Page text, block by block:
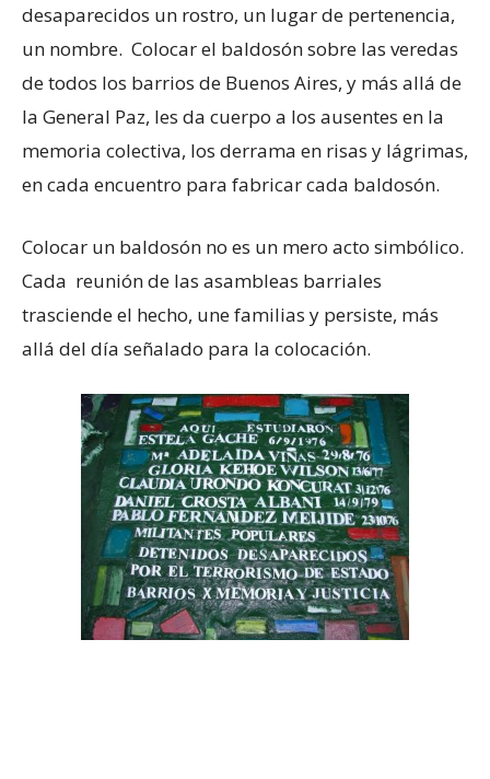
desaparecidos un rostro, un lugar de pertenencia,
un nombre. Colocar el baldosón sobre las veredas
de todos los barrios de Buenos Aires, y más allá de
la General Paz, les da cuerpo a los ausentes en la
memoria colectiva, los derrama en risas y lágrimas,
en cada encuentro para fabricar cada baldosón.
Colocar un baldosón no es un mero acto simbólico.
Cada reunión de las asambleas barriales
trasciende el hecho, une familias y persiste, más
allá del día señalado para la colocación.